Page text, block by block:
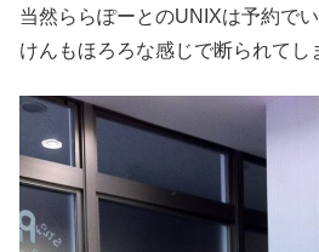
当然ららぽーとのUNIXは予約でい
けんもほろろな感じで断られてし